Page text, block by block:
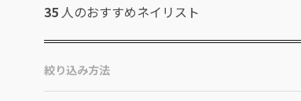
35 人のおすすめネイリスト
絞り込み方法